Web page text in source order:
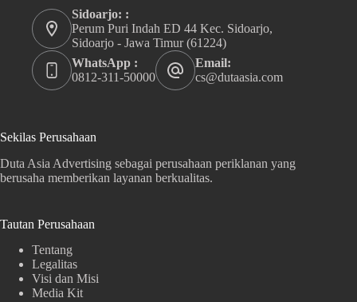
Sidoarjo: :
Perum Puri Indah ED 44 Kec. Sidoarjo,
Sidoarjo - Jawa Timur (61224)
WhatsApp :
0812-311-50000
Email:
cs@dutaasia.com
Sekilas Perusahaan
Duta Asia Advertising sebagai perusahaan periklanan yang
berusaha memberikan layanan berkualitas.
Tautan Perusahaan
Tentang
Legalitas
Visi dan Misi
Media Kit